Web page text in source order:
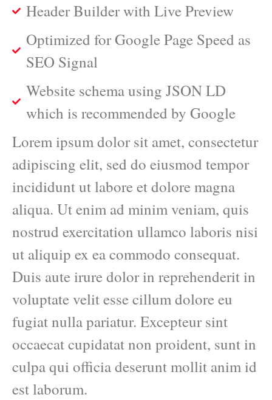
Header Builder with Live Preview
Optimized for Google Page Speed as
SEO Signal
Website schema using JSON LD
which is recommended by Google
Lorem ipsum dolor sit amet, consectetur
adipiscing elit, sed do eiusmod tempor
incididunt ut labore et dolore magna
aliqua. Ut enim ad minim veniam, quis
nostrud exercitation ullamco laboris nisi
ut aliquip ex ea commodo consequat.
Duis aute irure dolor in reprehenderit in
voluptate velit esse cillum dolore eu
fugiat nulla pariatur. Excepteur sint
occaecat cupidatat non proident, sunt in
culpa qui officia deserunt mollit anim id
est laborum.